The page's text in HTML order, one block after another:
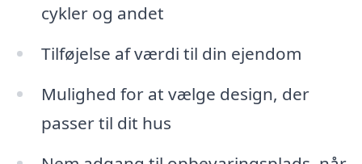
cykler og andet
Tilføjelse af værdi til din ejendom
Mulighed for at vælge design, der
passer til dit hus